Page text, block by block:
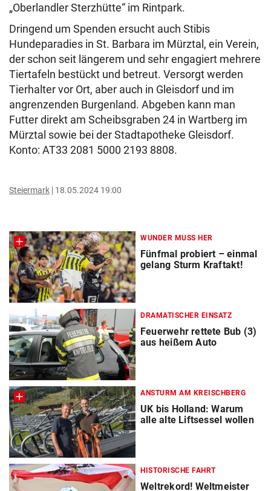
„Oberlandler Sterzhütte“ im Rintpark.
Dringend um Spenden ersucht auch Stibis
Hundeparadies in St. Barbara im Mürztal, ein Verein,
der schon seit längerem und sehr engagiert mehrere
Tiertafeln bestückt und betreut. Versorgt werden
Tierhalter vor Ort, aber auch in Gleisdorf und im
angrenzenden Burgenland. Abgeben kann man
Futter direkt am Scheibsgraben 24 in Wartberg im
Mürztal sowie bei der Stadtapotheke Gleisdorf.
Konto: AT33 2081 5000 2193 8808.
Steiermark 18.05.2024 19:00
WUNDER MUSS HER
Fünfmal probiert – einmal
gelang Sturm Kraftakt!
DRAMATISCHER EINSATZ
Feuerwehr rettete Bub (3)
aus heißem Auto
ANSTURM AM KREISCHBERG
UK bis Holland: Warum
alle alte Liftsessel wollen
HISTORISCHE FAHRT
Weltrekord! Weltmeister